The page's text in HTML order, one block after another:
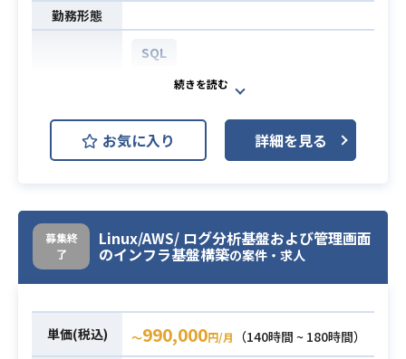
勤務形態
SQL
AWS (Amazon Web Services)
AWS EC2 (Amazon EC2)
AWS RDS (Amazon RDS)
業務内容
駆動開発）にて行われる、AWSのサ
ーバレス、マイクロサービスを活用
した、業務アプリケーション開発プ
ロジェクトにて、プロジェクトリー
ダーとしてプロジェクトのファシリ
テーションサポートを行っていただ
きます。
お気に入り 詳細を見る
募集終
了
Linux/AWS/ ログ分析基盤および管理画面
のインフラ基盤構築の案件・求人
単価(税込) 〜990,000円/月
（140時間 ~ 180時間）